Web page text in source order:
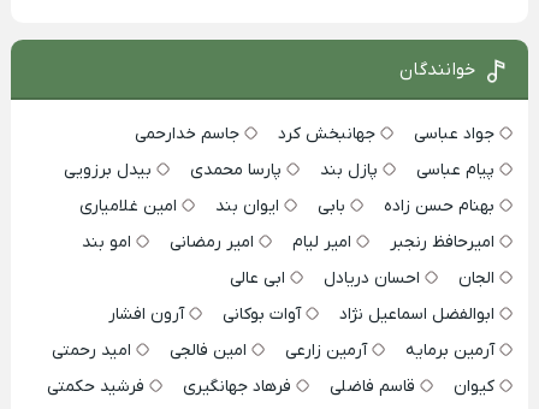
خوانندگان
جواد عباسی جهانبخش کرد
جاسم خدارحمی
پیام عباسی
پازل بند پارسا محمدی
بیدل برزویی
بهنام حسن زاده
بابی ایوان بند
امین غلامیاری
امیرحافظ رنجبر
امیر لیام امیر رمضانی
امو بند
الجان
احسان دریادل
ابی عالی
ابوالفضل اسماعیل نژاد
آوات بوکانی
آرون افشار
آرمین برمایه
آرمین زارعی امین فالجی
امید رحمتی
کیوان
قاسم فاضلی فرهاد جهانگیری
فرشید حکمتی